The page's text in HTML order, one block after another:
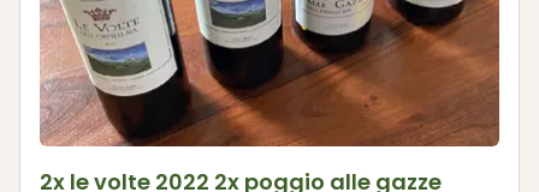
2x le volte 2022 2x poggio alle gazze